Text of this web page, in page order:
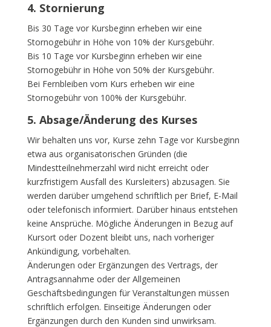
4. Stornierung
Bis 30 Tage vor Kursbeginn erheben wir eine
Stornogebühr in Höhe von 10% der Kursgebühr.
Bis 10 Tage vor Kursbeginn erheben wir eine
Stornogebühr in Höhe von 50% der Kursgebühr.
Bei Fernbleiben vom Kurs erheben wir eine
Stornogebühr von 100% der Kursgebühr.
5. Absage/Änderung des Kurses
Wir behalten uns vor, Kurse zehn Tage vor Kursbeginn
etwa aus organisatorischen Gründen (die
Mindestteilnehmerzahl wird nicht erreicht oder
kurzfristigem Ausfall des Kursleiters) abzusagen. Sie
werden darüber umgehend schriftlich per Brief, E-Mail
oder telefonisch informiert. Darüber hinaus entstehen
keine Ansprüche. Mögliche Änderungen in Bezug auf
Kursort oder Dozent bleibt uns, nach vorheriger
Ankündigung, vorbehalten.
Änderungen oder Ergänzungen des Vertrags, der
Antragsannahme oder der Allgemeinen
Geschäftsbedingungen für Veranstaltungen müssen
schriftlich erfolgen. Einseitige Änderungen oder
Ergänzungen durch den Kunden sind unwirksam.